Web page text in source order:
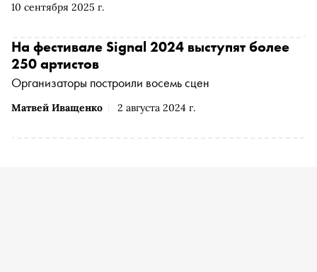
10 сентября 2025 г.
Несмотря на то, что новость о переносе пришла за
большую часть музыкальной программы и основные арт-
объекты. «Сноб» поговорил с основателем фестиваля
Сергеем Фадеевым о переносе фестиваля в Москву и
планах на следующий год
Матвей Иващенко 2 августа 2024 г.
На фестивале Signal 2024 выступят более
250 артистов
Организаторы построили восемь сцен